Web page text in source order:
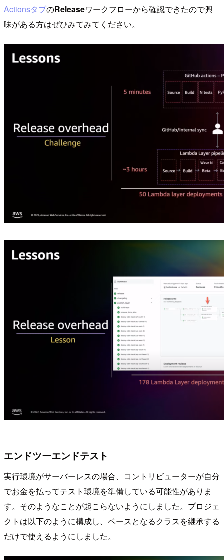
ActionsタブのReleaseワークフローから確認できたので興
味がある方はぜひみてみてください。
エンドツーエンドテスト
実行環境がサーバーレスの場合、コントリビューターが自分
でお金を払ってテスト環境を準備している可能性がありま
す。そのようなことが起こらないようにしました。プロジェ
クトは以下のように構成し、ベースとなるクラスを継承する
だけで使えるようにしました。